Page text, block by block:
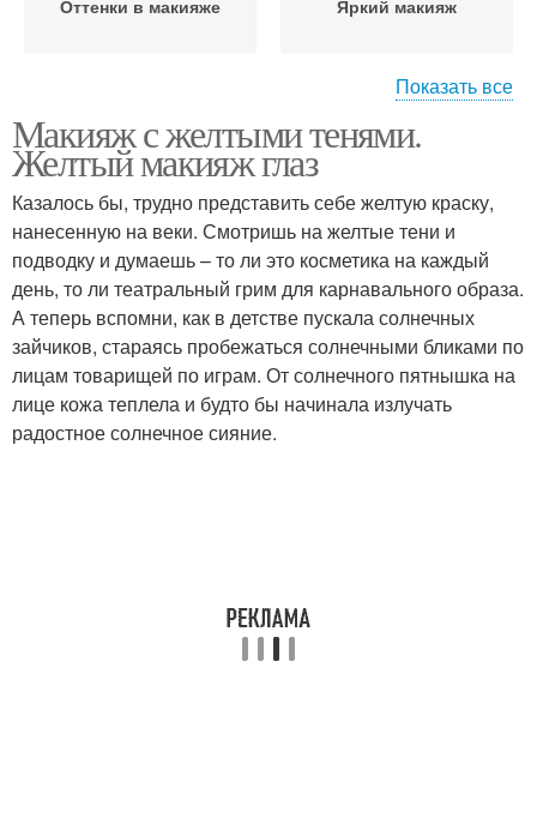
Оттенки в макияже Яркий макияж
подводкой
стрелками
Модный макияж Зеленый макияж
Макияж с розовой
стрелкой
Макияж для голубых
глаз
Показать все
Макияж с желтыми тенями.
Желтый макияж глаз
Казалось бы, трудно представить себе желтую краску,
нанесенную на веки. Смотришь на желтые тени и
подводку и думаешь – то ли это косметика на каждый
день, то ли театральный грим для карнавального образа.
А теперь вспомни, как в детстве пускала солнечных
зайчиков, стараясь пробежаться солнечными бликами по
лицам товарищей по играм. От солнечного пятнышка на
лице кожа теплела и будто бы начинала излучать
радостное солнечное сияние.